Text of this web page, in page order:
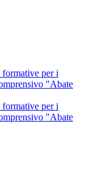
formative per i
"Abate
formative per i
"Abate